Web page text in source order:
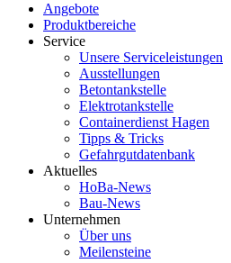
Angebote
Produktbereiche
Service
Unsere Serviceleistungen
Ausstellungen
Betontankstelle
Elektrotankstelle
Containerdienst Hagen
Tipps & Tricks
Gefahrgutdatenbank
Aktuelles
HoBa-News
Bau-News
Unternehmen
Über uns
Meilensteine